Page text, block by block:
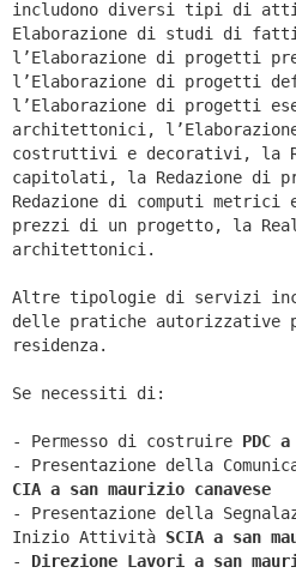
includono diversi tipi di
Elaborazione di studi di
l’Elaborazione di progetti
l’Elaborazione di progetti
l’Elaborazione di progetti
architettonici,
costruttivi e decorativi, la
capitolati, la Redazione di
Redazione di computi
prezzi di un progetto, la
architettonici.
Altre tipologie di servizi
delle pratiche autorizzative
residenza.
Se necessiti di:
- Permesso di costruire PDC
- Presentazione della
CIA a san maurizio canavese
- Presentazione della
Inizio Attività SCIA a san
- Direzione Lavori a san